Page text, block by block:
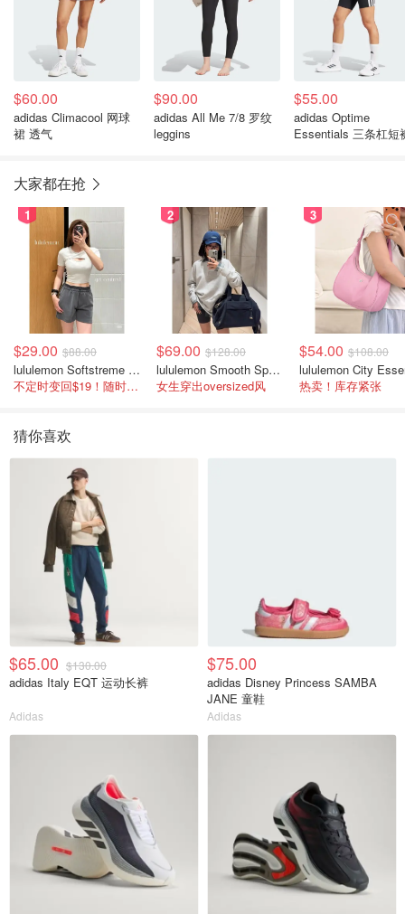
$60.00
adidas Climacool 网球
裙 透气
$90.00
adidas All Me 7/8 罗纹
leggins
$55.00
adidas Optime
Essentials 三条杠短
大家都在抢
1
$29.00 $88.00
lululemon Softstreme 女士高腰短裤 10cm
不定时变回$19！随时点进来看
2
$69.00 $128.00
lululemon Smooth Spacer 经典卫衣
女生穿出oversized风
3
$54.00 $108.00
热卖！库存紧张
猜你喜欢
$65.00 $130.00
adidas Italy EQT 运动长裤
Adidas
$75.00
adidas Disney Princess SAMBA
JANE 童鞋
Adidas